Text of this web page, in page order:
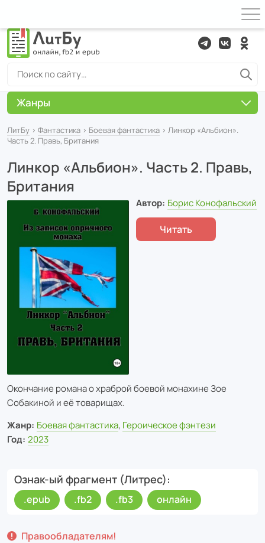
ЛитБу › Фантастика › Боевая фантастика › Линкор «Альбион».
Часть 2. Правь, Британия
Линкор «Альбион». Часть 2. Правь,
Британия
Автор: Борис Конофальский
Читать
Окончание романа о храброй боевой монахине Зое
Собакиной и её товарищах.
Жанр: Боевая фантастика, Героическое фэнтези
Год: 2023
Ознак-ый фрагмент (Литрес)
.epub .fb2 .fb3 онлайн
Правообладателям!
Жанры